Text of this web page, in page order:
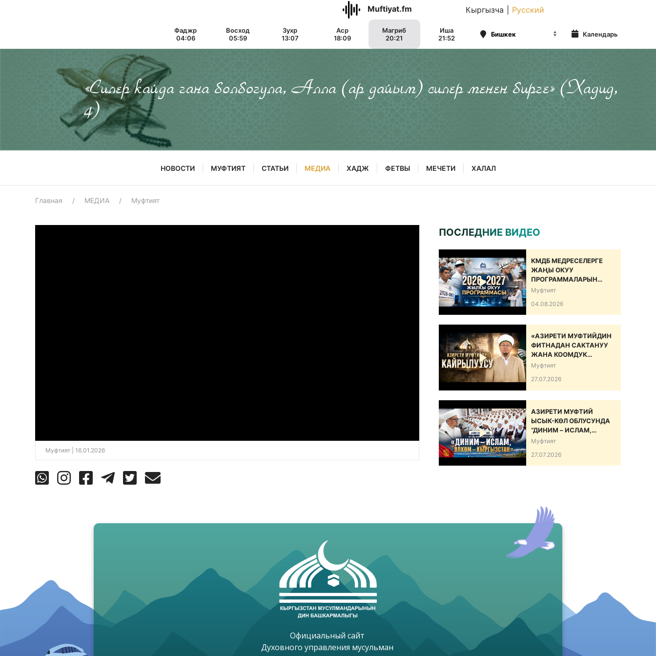
Muftiyat.fm Кыргызча Русский
Фаджр
04:06
Восход
05:59
Зухр
13:07
Аср
18:09
Магриб
20:21
Иша
21:52
Календарь
«Силер кайда гана болбогула, Алла (ар дайым) силер менен бирге» (Хадид,
4)
НОВОСТИ МУФТИЯТ СТАТЬИ МЕДИА ХАДЖ ФЕТВЫ МЕЧЕТИ ХАЛАЛ
Главная МЕДИА Муфтият
Муфтият | 16.01.2026
ПОСЛЕДНИЕ ВИДЕО
КМДБ МЕДРЕСЕЛЕРГЕ
ЖАҢЫ ОКУУ
ПРОГРАММАЛАРЫН
САНАРИПТИК БИЛИМ
ДОЛБООРДУ ИШКЕ
КИРГИЗДИ
Муфтият
04.08.2026
«АЗИРЕТИ МУФТИЙДИН
ФИТНАДАН САКТАНУУ
ЖАНА КООМДУК
ЫНТЫМАКТЫ БЕКЕМДӨӨ
Муфтият
27.07.2026
АЗИРЕТИ МУФТИЙ
ЫСЫК-КӨЛ ОБЛУСУНДА
“ДИНИМ – ИСЛАМ,
ӨЛКӨМ – КЫРГЫЗСТАН”
ӨТКӨРДҮ
Муфтият
27.07.2026
Официальный сайт
Духовного управления мусульман